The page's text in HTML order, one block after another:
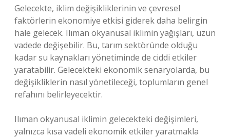
Gelecekte, iklim değişikliklerinin ve çevresel
faktörlerin ekonomiye etkisi giderek daha belirgin
hale gelecek. Ilıman okyanusal iklimin yağışları, uzun
vadede değişebilir. Bu, tarım sektöründe olduğu
kadar su kaynakları yönetiminde de ciddi etkiler
yaratabilir. Gelecekteki ekonomik senaryolarda, bu
değişikliklerin nasıl yönetileceği, toplumların genel
refahını belirleyecektir.
Ilıman okyanusal iklimin gelecekteki değişimleri,
yalnızca kısa vadeli ekonomik etkiler yaratmakla